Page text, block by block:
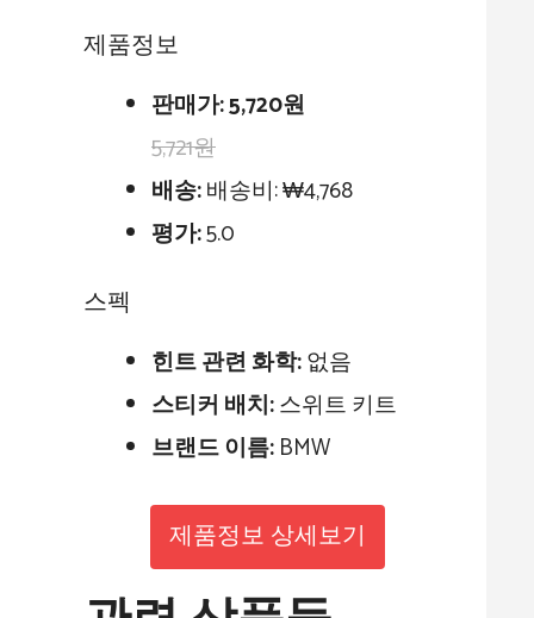
제품정보
판매가:5,720원
5,721원
배송:배송비: ₩4,768
평가:5.0
스펙
힌트 관련 화학:없음
스티커 배치:스위트 키트
브랜드 이름:BMW
제품정보 상세보기